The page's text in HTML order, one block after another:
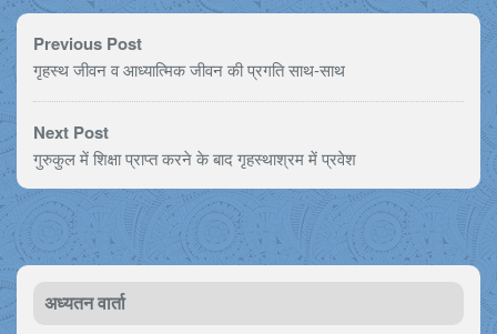
Previous Post
गृहस्थ जीवन व आध्यात्मिक जीवन की प्रगति साथ-साथ
Next Post
गुरुकुल में शिक्षा प्राप्त करने के बाद गृहस्थाश्रम में प्रवेश
अध्यतन वार्ता